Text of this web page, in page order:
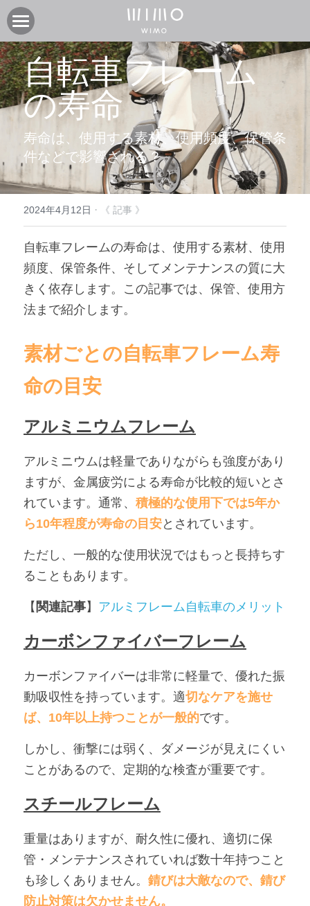
製品
電動アシスト自転車COOZY
電動アシスト自転車COOZY Light
電動クロスバイク URBAN BELT 650
子供自転車wimo kids
外商・卸
オンラインストア
実店舗
CASA WIMO | wimo ショールーム
BASE WIMO | wimo ショールーム
取扱い販売店
取扱い店募集 | 法人問い合わせ
ニュース
ブログ
イベント
採用情報
保証に関して
製品関連資料
よくあるご質問
企業情報
会社紹介
コミュニティ
製品登録
ユーザークラブ
検索
自転車フレーム
の寿命
寿命は、使用する素材、使用頻度、保管条
件などで影響される？
2024年4月12日 · 《 記事 》
自転車フレームの寿命は、使用する素材、使用
頻度、保管条件、そしてメンテナンスの質に大
きく依存します。この記事では、保管、使用方
法まで紹介します。
素材ごとの自転車フレーム寿
命の目安
アルミニウムフレーム
アルミニウムは軽量でありながらも強度があり
ますが、金属疲労による寿命が比較的短いとさ
れています。通常、 積極的な使用下では5年か
ら10年程度が寿命の目安とされています。
ただし、一般的な使用状況ではもっと長持ちす
ることもあります。
【 関連記事】 アルミフレーム自転車のメリット
カーボンファイバーフレーム
カーボンファイバーは非常に軽量で、優れた振
動吸収性を持っています。適切なケアを施せ
ば、10年以上持つことが一般的です。
しかし、衝撃には弱く、ダメージが見えにくい
ことがあるので、定期的な検査が重要です。
スチールフレーム
重量はありますが、耐久性に優れ、適切に保
管・メンテナンスされていれば数十年持つこと
も珍しくありません。 錆びは大敵なので、錆び
防止対策は欠かせません。